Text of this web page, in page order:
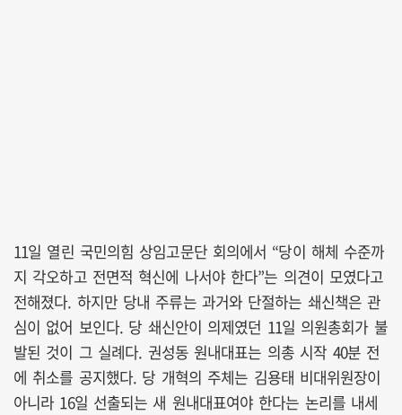
11일 열린 국민의힘 상임고문단 회의에서 “당이 해체 수준까
지 각오하고 전면적 혁신에 나서야 한다”는 의견이 모였다고
전해졌다. 하지만 당내 주류는 과거와 단절하는 쇄신책은 관
심이 없어 보인다. 당 쇄신안이 의제였던 11일 의원총회가 불
발된 것이 그 실례다. 권성동 원내대표는 의총 시작 40분 전
에 취소를 공지했다. 당 개혁의 주체는 김용태 비대위원장이
아니라 16일 선출되는 새 원내대표여야 한다는 논리를 내세